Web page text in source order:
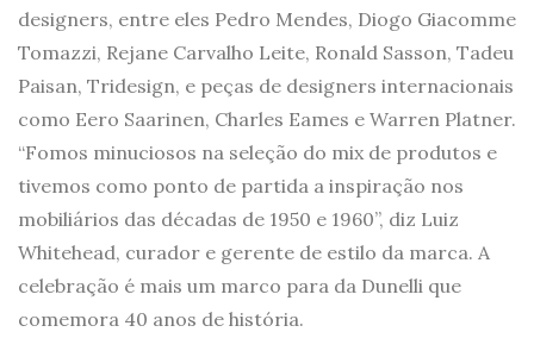
designers, entre eles Pedro Mendes, Diogo Giacomme
Tomazzi, Rejane Carvalho Leite, Ronald Sasson, Tadeu
Paisan, Tridesign, e peças de designers internacionais
como Eero Saarinen, Charles Eames e Warren Platner.
“Fomos minuciosos na seleção do mix de produtos e
tivemos como ponto de partida a inspiração nos
mobiliários das décadas de 1950 e 1960”, diz Luiz
Whitehead, curador e gerente de estilo da marca. A
celebração é mais um marco para da Dunelli que
comemora 40 anos de história.